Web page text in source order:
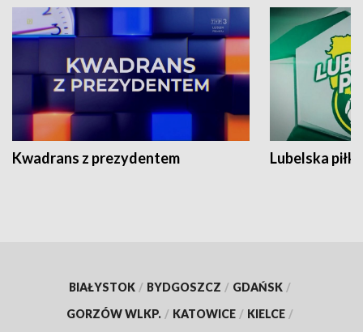
Kwadrans z prezydentem Lubelska piłka
BIAŁYSTOK / BYDGOSZCZ / GDAŃSK /
GORZÓW WLKP. / KATOWICE / KIELCE /